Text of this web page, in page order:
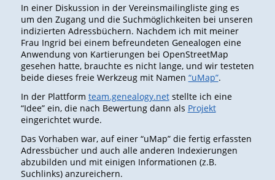
In einer Diskussion in der Vereinsmailingliste ging es
um den Zugang und die Suchmöglichkeiten bei unseren
indizierten Adressbüchern. Nachdem ich mit meiner
Frau Ingrid bei einem befreundeten Genealogen eine
Anwendung von Kartierungen bei OpenStreetMap
gesehen hatte, brauchte es nicht lange, und wir testeten
beide dieses freie Werkzeug mit Namen “uMap”.
In der Plattform team.genealogy.netstellte ich eine
“Idee” ein, die nach Bewertung dann als Projekt
eingerichtet wurde.
Das Vorhaben war, auf einer “uMap” die fertig erfassten
Adressbücher und auch alle anderen Indexierungen
abzubilden und mit einigen Informationen (z.B.
Suchlinks) anzureichern.